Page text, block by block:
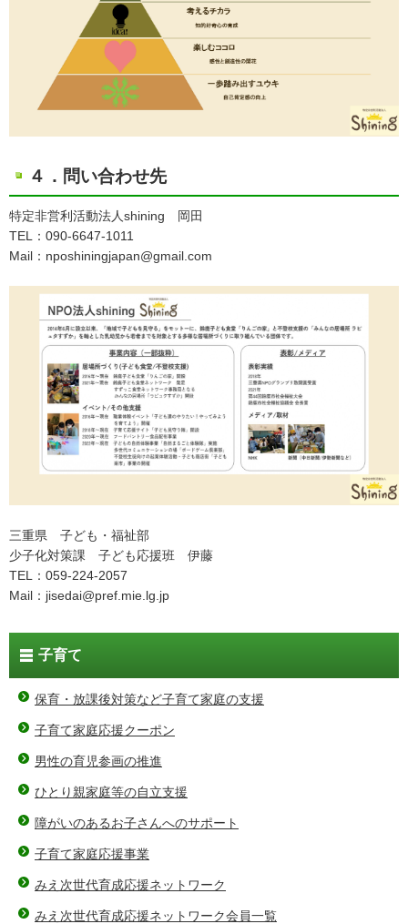
４．問い合わせ先
特定非営利活動法人shining 岡田
TEL：090-6647-1011
Mail：nposhiningjapan@gmail.com
三重県 子ども・福祉部
少子化対策課 子ども応援班 伊藤
TEL：059-224-2057
Mail：jisedai@pref.mie.lg.jp
子育て
保育・放課後対策など子育て家庭の支援
子育て家庭応援クーポン
男性の育児参画の推進
ひとり親家庭等の自立支援
障がいのあるお子さんへのサポート
子育て家庭応援事業
みえ次世代育成応援ネットワーク
みえ次世代育成応援ネットワーク会員一覧